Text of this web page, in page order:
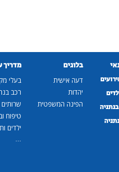
בלוגים
דעה אישית
יהדות
הפינה המשפטית
מדריך
בעלי
רכב
טיפוח
ילדים